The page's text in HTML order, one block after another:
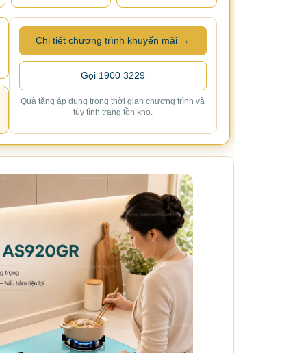
Chi tiết chương trình khuyến mãi →
Gọi 1900 3229
Quà tặng áp dụng trong thời gian chương trình và
tùy tình trạng tồn kho.